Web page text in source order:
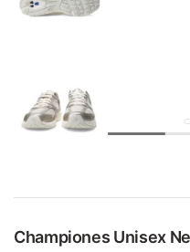
Championes Unisex